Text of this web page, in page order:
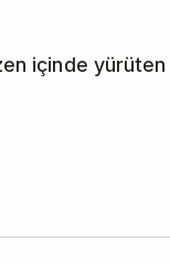
içinde yürüten